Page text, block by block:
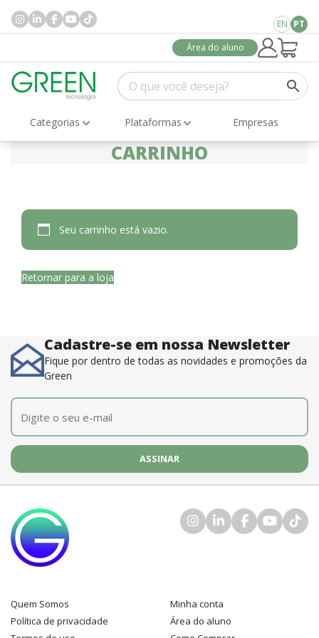
EN PT
Área do aluno
Categorias Plataformas Empresas
CARRINHO
Seu carrinho está vazio.
Retornar para a loja
Cadastre-se em nossa Newsletter
Fique por dentro de todas as novidades e promoções da
Green
E-mail
Quem Somos
Política de privacidade
Minha conta
Área do aluno